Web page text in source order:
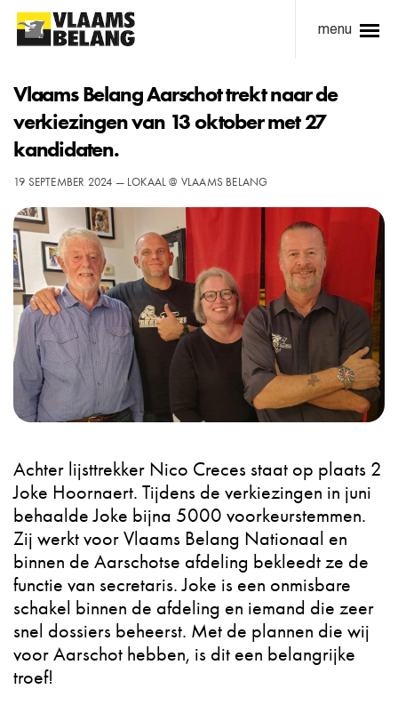
menu
Vlaams Belang Aarschot trekt naar de
verkiezingen van 13 oktober met 27
kandidaten.
19 SEPTEMBER 2024 — LOKAAL @ VLAAMS BELANG
Achter lijsttrekker Nico Creces staat op plaats 2
Joke Hoornaert. Tijdens de verkiezingen in juni
behaalde Joke bijna 5000 voorkeurstemmen.
Zij werkt voor Vlaams Belang Nationaal en
binnen de Aarschotse afdeling bekleedt ze de
functie van secretaris. Joke is een onmisbare
schakel binnen de afdeling en iemand die zeer
snel dossiers beheerst. Met de plannen die wij
voor Aarschot hebben, is dit een belangrijke
troef!